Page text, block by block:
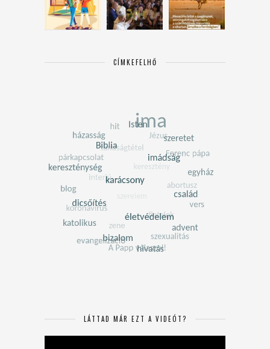
CÍMKEFELHŐ
LÁTTAD MÁR EZT A VIDEÓT?